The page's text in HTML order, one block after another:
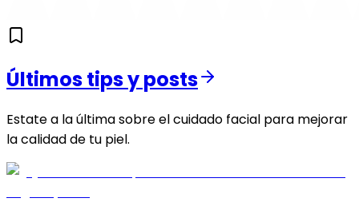
Últimos tips y posts
Estate a la última sobre el cuidado facial para mejorar
la calidad de tu piel.